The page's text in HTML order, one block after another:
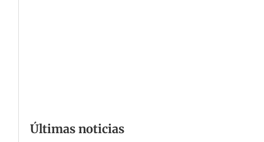
Últimas noticias